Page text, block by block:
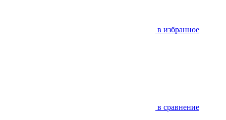
в избранное
в сравнение